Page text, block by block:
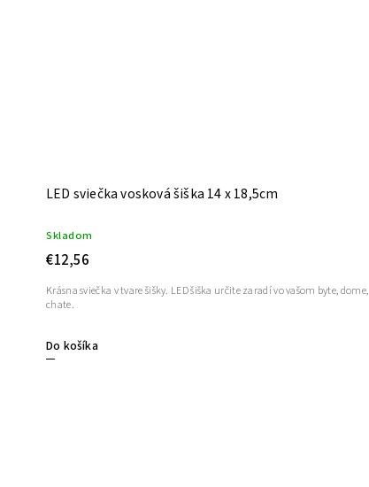
LED sviečka vosková šiška 14 x 18,5cm
Skladom
€12,56
Do košíka
Krásna sviečka v tvare šišky. LED šiška určite zaradí vo vašom byte, dome,
chate.